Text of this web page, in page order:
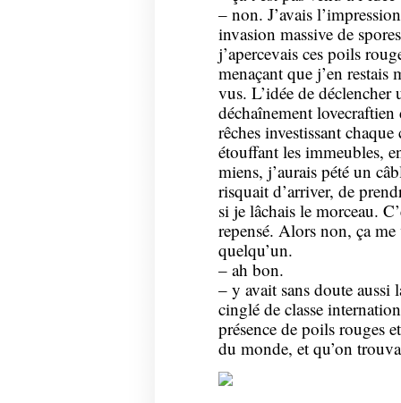
– non. J’avais
invasion massive de
j’apercevais ces poils
menaçant que j’en
vus. L’idée de
déchaînement lovecraftien
rêches investissant
étouffant les immeubles,
miens, j’aurais pété un
risquait d’arriver, de
si je lâchais le morceau.
repensé. Alors non, ça me
quelqu’un.
– ah bon.
– y avait sans doute aussi
cinglé de classe
présence de poils rouges
du monde, et qu’on